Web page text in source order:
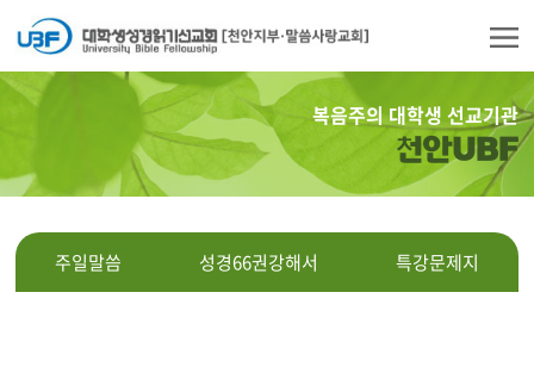
복음주의 대학생 선교기관
천안UBF
주일말씀 성경66권강해서 특강문제지